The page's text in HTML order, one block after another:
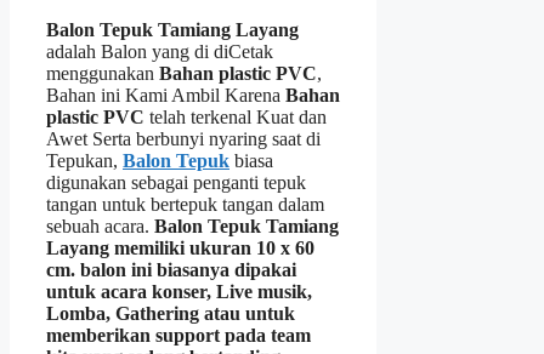
Balon Tepuk Tamiang Layang
adalah Balon yang di diCetak
menggunakan Bahan plastic PVC,
Bahan ini Kami Ambil Karena Bahan
plastic PVC telah terkenal Kuat dan
Awet Serta berbunyi nyaring saat di
Tepukan, Balon Tepuk biasa
digunakan sebagai penganti tepuk
tangan untuk bertepuk tangan dalam
sebuah acara. Balon Tepuk Tamiang
Layang memiliki ukuran 10 x 60
cm. balon ini biasanya dipakai
untuk acara konser, Live musik,
Lomba, Gathering atau untuk
memberikan support pada team